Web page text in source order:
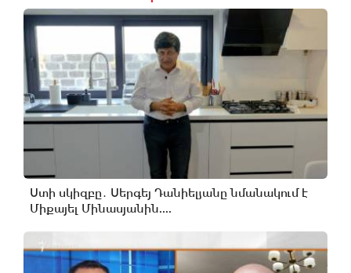
Ստի սկիզբը․ Սերգեյ Դանիելյանը նմանակում է
Միքայել Մինասյանին....